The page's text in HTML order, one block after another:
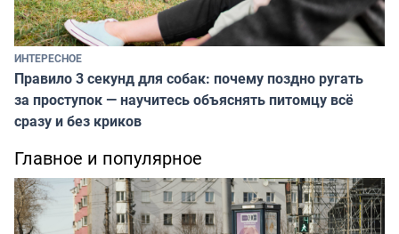
ИНТЕРЕСНОЕ
Правило 3 секунд для собак: почему поздно ругать
за проступок — научитесь объяснять питомцу всё
сразу и без криков
Главное и популярное